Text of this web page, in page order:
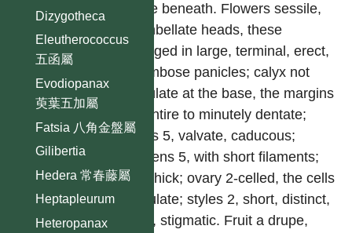
Dizygotheca
Eleutherococcus
五函屬
Evodiopanax
萸葉五加屬
Fatsia 八角金盤屬
Gilibertia
Hedera 常春藤屬
Heptapleurum
Heteropanax
pilose beneath. Flowers sessile,
in umbellate heads, these
arranged in large, terminal, erect,
corymbose panicles; calyx not
articulate at the base, the margins
subentire to minutely dentate;
petals 5, valvate, caducous;
stamens 5, with short filaments;
disc thick; ovary 2-celled, the cells
1-ovulate; styles 2, short, distinct,
erect, stigmatic. Fruit a drupe,